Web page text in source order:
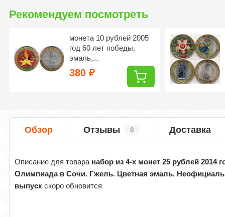
Рекомендуем посмотреть
монета 10 рублей 2005
год 60 лет победы,
эмаль,...
380₽
Обзор Отзывы 0 Доставка
Описание для товара набор из 4-х монет 25 рублей 2014
Олимпиада в Сочи. Гжель. Цветная эмаль.
выпуск скоро обновится